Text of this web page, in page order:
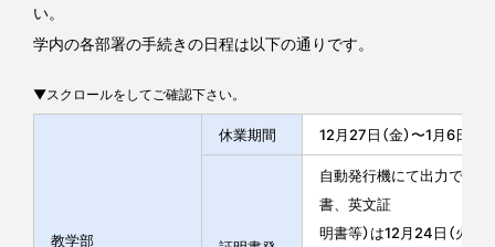
い。
学内の各部署の手続きの日程は以下の通りです。
▼スクロールをしてご確認下さい。
教学部
休業期間 12月27日（金）〜1月6日（月
自動発行機にて出力でき
書、英文証
明書等）は12月24日（火）